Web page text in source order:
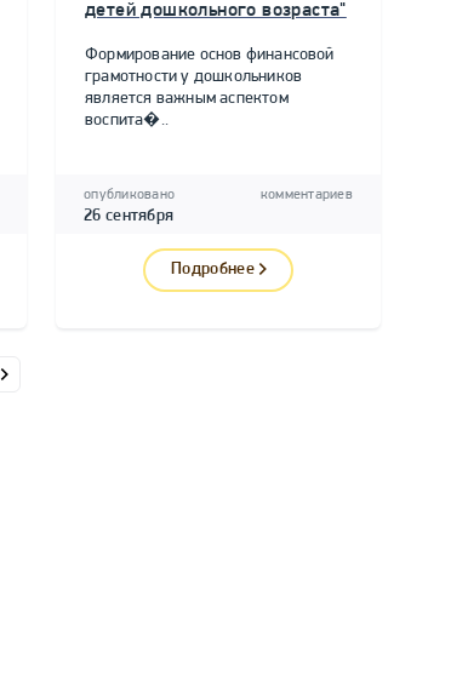
детей дошкольного возраста"
Формирование основ финансовой
грамотности у дошкольников
является важным аспектом
воспита�..
опубликовано
26 сентября
комментариев
Подробнее